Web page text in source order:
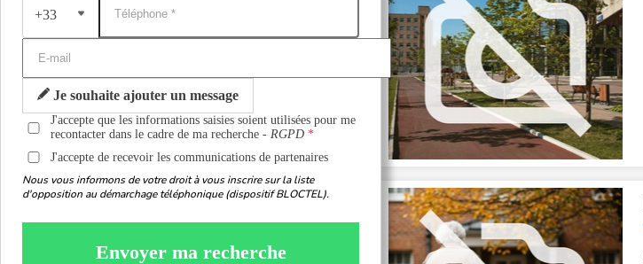
+33
Je souhaite ajouter un message
J'accepte que les informations saisies soient utilisées pour me
recontacter dans le cadre de ma recherche -RGPD
J'accepte de recevoir les communications de partenaires
Nous vous informons de votre droit à vous inscrire sur la liste
d'opposition au démarchage téléphonique (dispositif BLOCTEL).
Envoyer ma recherche